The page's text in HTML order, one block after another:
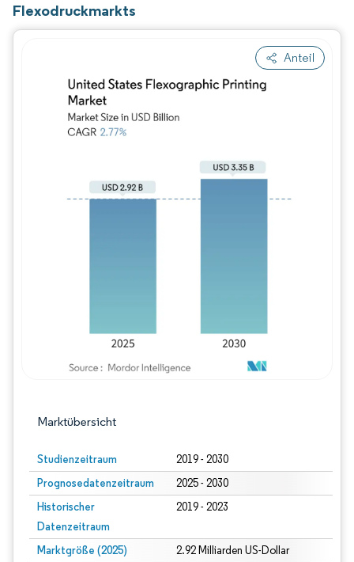
Flexodruckmarkts
Anteil
Marktübersicht
Studienzeitraum 2019 - 2030
Prognosedatenzeitraum 2025 - 2030
Historischer
Datenzeitraum
2019 - 2023
Marktgröße (2025) 2.92 Milliarden US-Dollar